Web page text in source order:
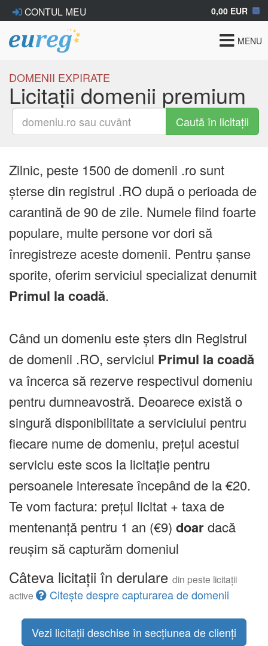
CONTUL MEU 0,00 EUR
Toggle
MENU
DOMENII EXPIRATE
Licitații domenii premium
Caută în licitații
Zilnic, peste 1500 de domenii .ro sunt
șterse din registrul .RO după o perioada de
carantină de 90 de zile. Numele fiind foarte
populare, multe persone vor dori să
înregistreze aceste domenii. Pentru șanse
sporite, oferim serviciul specializat denumit
Primul la coadă.
Când un domeniu este șters din Registrul
de domenii .RO, serviciul Primul la coadă
va încerca să rezerve respectivul domeniu
pentru dumneavostră. Deoarece există o
singură disponibilitate a serviciului pentru
fiecare nume de domeniu, prețul acestui
serviciu este scos la licitație pentru
persoanele interesate începând de la €20.
Te vom factura: prețul licitat + taxa de
mentenanță pentru 1 an (€9) doardacă
reușim să capturăm domeniul
Câteva licitații în derulare din peste licitații
active
Citește despre capturarea de domenii
Vezi licitații deschise în secțiunea de clienți